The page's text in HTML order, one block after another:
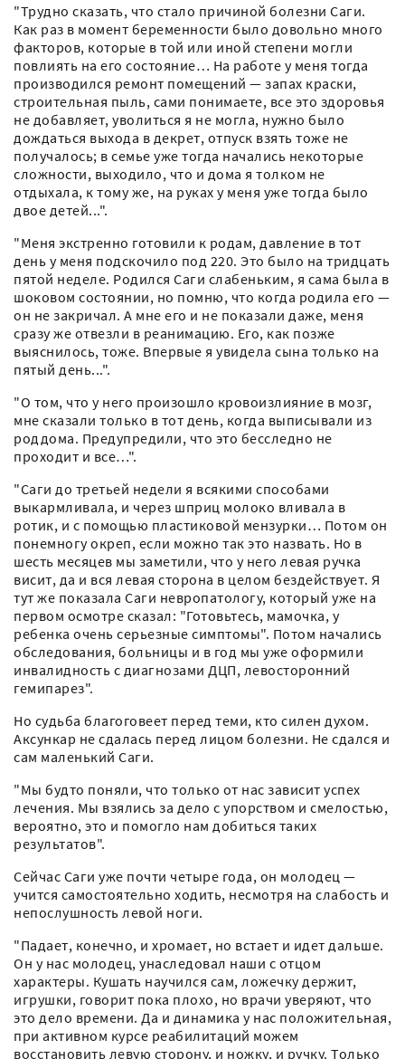
"Трудно сказать, что стало причиной болезни Саги.
Как раз в момент беременности было довольно много
факторов, которые в той или иной степени могли
повлиять на его состояние… На работе у меня тогда
производился ремонт помещений — запах краски,
строительная пыль, сами понимаете, все это здоровья
не добавляет, уволиться я не могла, нужно было
дождаться выхода в декрет, отпуск взять тоже не
получалось; в семье уже тогда начались некоторые
сложности, выходило, что и дома я толком не
отдыхала, к тому же, на руках у меня уже тогда было
двое детей...".
"Меня экстренно готовили к родам, давление в тот
день у меня подскочило под 220. Это было на тридцать
пятой неделе. Родился Саги слабеньким, я сама была в
шоковом состоянии, но помню, что когда родила его —
он не закричал. А мне его и не показали даже, меня
сразу же отвезли в реанимацию. Его, как позже
выяснилось, тоже. Впервые я увидела сына только на
пятый день...".
"О том, что у него произошло кровоизлияние в мозг,
мне сказали только в тот день, когда выписывали из
роддома. Предупредили, что это бесследно не
проходит и все…".
"Саги до третьей недели я всякими способами
выкармливала, и через шприц молоко вливала в
ротик, и с помощью пластиковой мензурки… Потом он
понемногу окреп, если можно так это назвать. Но в
шесть месяцев мы заметили, что у него левая ручка
висит, да и вся левая сторона в целом бездействует. Я
тут же показала Саги невропатологу, который уже на
первом осмотре сказал: "Готовьтесь, мамочка, у
ребенка очень серьезные симптомы". Потом начались
обследования, больницы и в год мы уже оформили
инвалидность с диагнозами ДЦП, левосторонний
гемипарез".
Но судьба благоговеет перед теми, кто силен духом.
Аксункар не сдалась перед лицом болезни. Не сдался и
сам маленький Саги.
"Мы будто поняли, что только от нас зависит успех
лечения. Мы взялись за дело с упорством и смелостью,
вероятно, это и помогло нам добиться таких
результатов".
Сейчас Саги уже почти четыре года, он молодец —
учится самостоятельно ходить, несмотря на слабость и
непослушность левой ноги.
"Падает, конечно, и хромает, но встает и идет дальше.
Он у нас молодец, унаследовал наши с отцом
характеры. Кушать научился сам, ложечку держит,
игрушки, говорит пока плохо, но врачи уверяют, что
это дело времени. Да и динамика у нас положительная,
при активном курсе реабилитаций можем
восстановить левую сторону, и ножку, и ручку. Только